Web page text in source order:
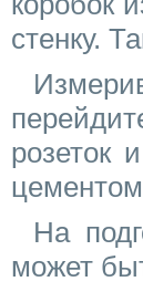
стенку.
розеток
На
может